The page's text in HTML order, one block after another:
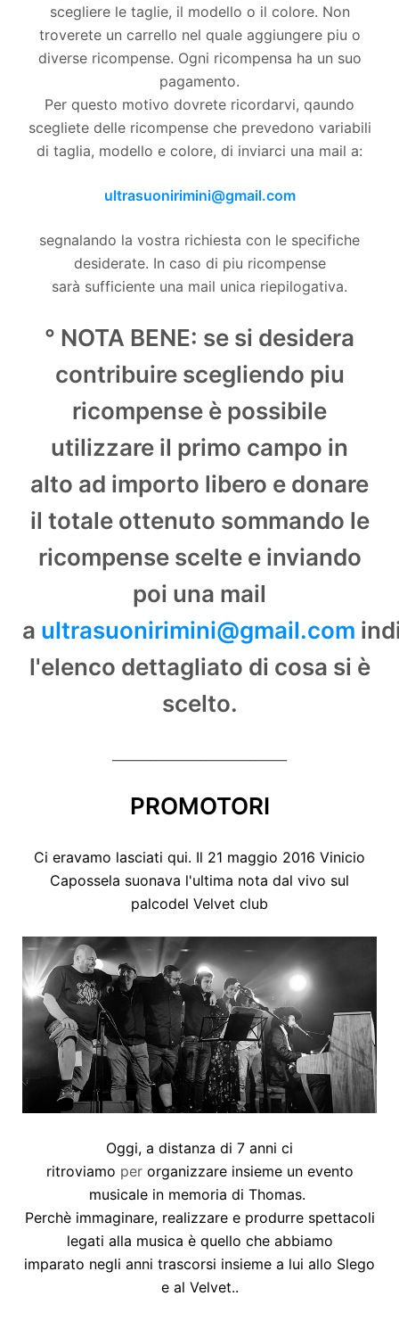
scegliere le taglie, il modello o il colore. Non
troverete un carrello nel quale aggiungere piu o
diverse ricompense. Ogni ricompensa ha un suo
pagamento.
Per questo motivo dovrete ricordarvi, qaundo
scegliete delle ricompense che prevedono variabili
di taglia, modello e colore, di inviarci una mail a:
ultrasuonirimini@gmail.com
segnalando la vostra richiesta con le specifiche
desiderate. In caso di piu ricompense
sarà sufficiente una mail unica riepilogativa.
° NOTA BENE: se si desidera
contribuire scegliendo piu
ricompense è possibile
utilizzare il primo campo in
alto ad importo libero e donare
il totale ottenuto sommando le
ricompense scelte e inviando
poi una mail
a ultrasuonirimini@gmail.com
l'elenco dettagliato di cosa si è
scelto.
PROMOTORI
Ci eravamo lasciati qui. Il 21 maggio 2016 Vinicio
Capossela suonava l'ultima nota dal vivo sul
palcodel Velvet club
Oggi, a distanza di 7 anni ci
ritroviamo perorganizzare insieme un evento
musicale in memoria di Thomas.
Perchè immaginare, realizzare e produrre spettacoli
legati alla musica è quello che abbiamo
imparato negli anni trascorsi insieme a lui allo Slego
e al Velvet..